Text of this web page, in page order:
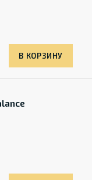
В КОРЗИНУ